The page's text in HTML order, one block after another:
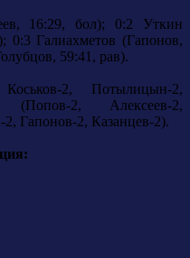
16:29, бол); 0:2 Уткин
0:3 Галиахметов (Гапонов,
59:41, рав).
2, Потылицын-2,
(Попов-2, Алексеев-2,
Гапонов-2, Казанцев-2).